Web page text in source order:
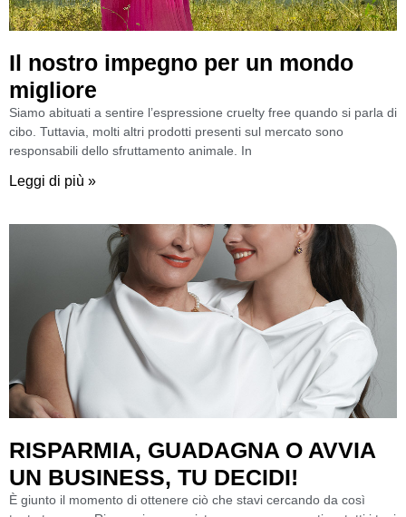
Il nostro impegno per un mondo
migliore
Siamo abituati a sentire l’espressione cruelty free quando si parla di
cibo. Tuttavia, molti altri prodotti presenti sul mercato sono
responsabili dello sfruttamento animale. In
Leggi di più »
RISPARMIA, GUADAGNA O AVVIA
UN BUSINESS, TU DECIDI!
È giunto il momento di ottenere ciò che stavi cercando da così